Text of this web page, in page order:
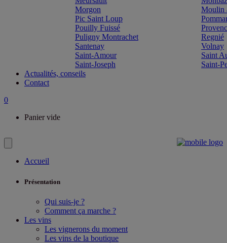
Morgon
Moulin
Pic Saint Loup
Pouilly Fuissé
Puligny Montrachet
Regnié
Santenay
Volnay
Saint-Amour
Saint
Saint-Joseph
Saint-
Actualités, conseils
Contact
0
Panier vide
Accueil
Présentation
Qui suis-je ?
Comment ça marche ?
Les vins
Les vignerons du moment
Les vins de la boutique